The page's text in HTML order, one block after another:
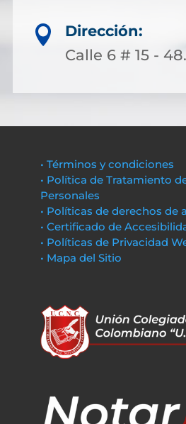

Dirección:
Calle 6 # 15 -
• Términos y condiciones
• Política de Tratamiento
Personales
• Políticas de derechos de
• Certificado de
• Políticas de Privacidad
• Mapa del Sitio